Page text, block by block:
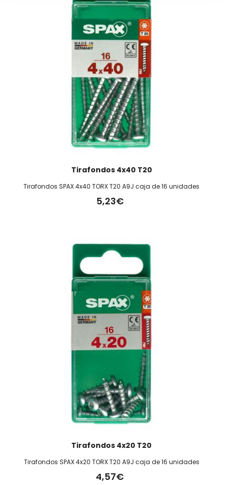
Tirafondos 4x40 T20
Tirafondos SPAX 4x40 TORX T20 A9J caja de 16 unidades
5,23€
Tirafondos 4x20 T20
Tirafondos SPAX 4x20 TORX T20 A9J caja de 16 unidades
4,57€